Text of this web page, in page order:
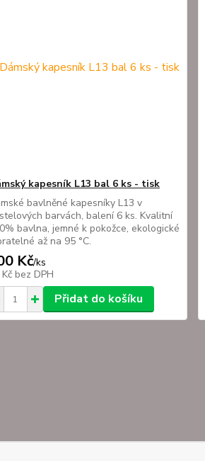
kapesník L13 bal 6 ks - tisk
bavlněné kapesníky L13 v
barvách, balení 6 ks. Kvalitní
bavlna, jemné k pokožce, ekologické
až na 95 °C.
Kč/ks
bez DPH
Přidat do košíku